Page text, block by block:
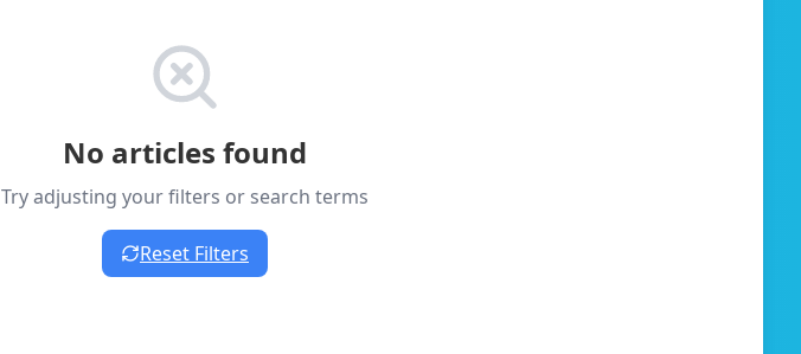
No articles found
Try adjusting your filters or search terms
Reset Filters